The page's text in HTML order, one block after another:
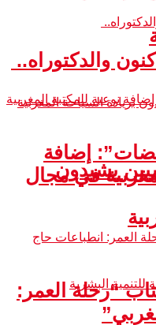
يشيدون
كنون والدكتوراه..
إضافة
في مجال
“رحلة العمر: